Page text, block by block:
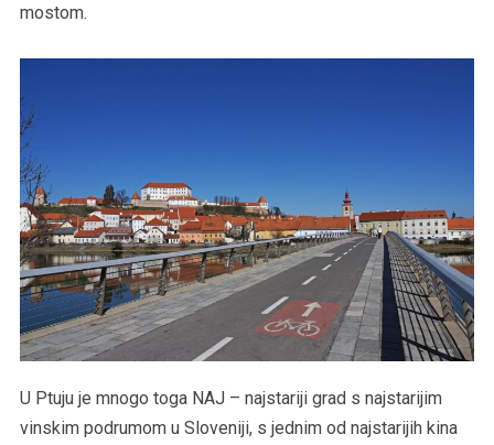
mostom.
U Ptuju je mnogo toga NAJ – najstariji grad s najstarijim
vinskim podrumom u Sloveniji, s jednim od najstarijih kina